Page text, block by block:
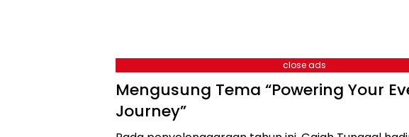
close ads
Mengusung Tema “Powering Your
Journey”